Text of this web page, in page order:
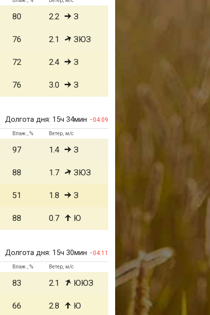
80 2.2 З
76 2.1 ЗЮЗ
72 2.4 З
76 3.0 З
Долгота дня: 15ч 34мин 04:09
Влаж., % Ветер, м/с
97 1.4 З
88 1.7 ЗЮЗ
51 1.8 З
88 0.7 Ю
Долгота дня: 15ч 30мин 04:11
Влаж., % Ветер, м/с
83 2.1 ЮЮЗ
66 2.8 Ю